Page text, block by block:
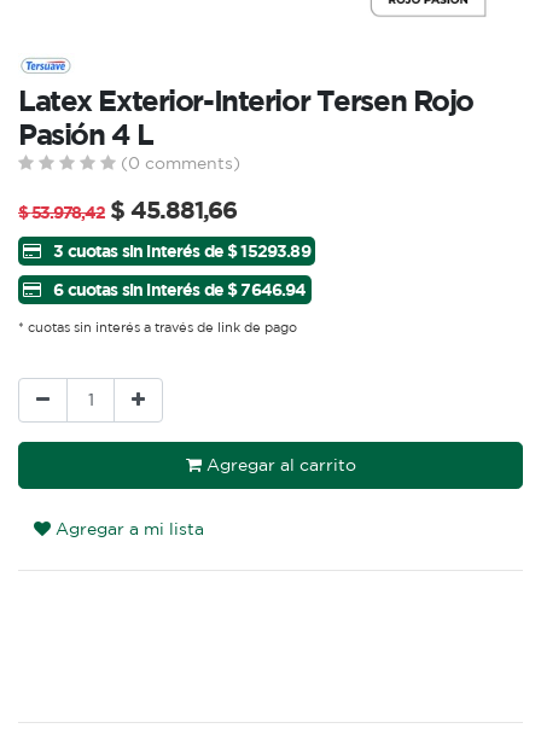
Latex Exterior-Interior Tersen Rojo
Pasión 4 L
(0 comments)
$53.978,42 $ 45.881,66
3 cuotas sin interés de $ 15293.89
6 cuotas sin interés de $ 7646.94
* cuotas sin interés a través de link de pago
Agregar al carrito
Agregar a mi lista